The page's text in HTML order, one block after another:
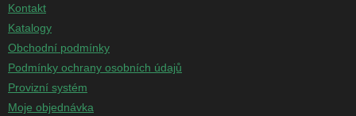
Kontakt
Katalogy
Obchodní podmínky
Podmínky ochrany osobních údajů
Provizní systém
Moje objednávka